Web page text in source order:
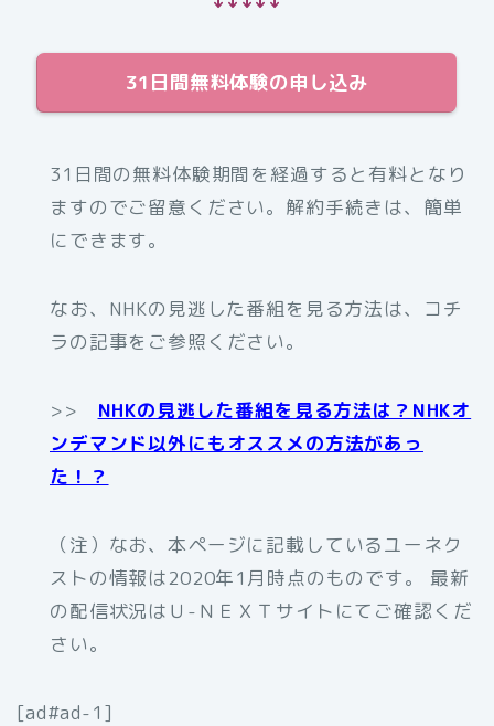
31日間無料体験の申し込み
31日間の無料体験期間を経過すると有料となり
ますのでご留意ください。解約手続きは、簡単
にできます。
なお、NHKの見逃した番組を見る方法は、コチ
ラの記事をご参照ください。
>> NHKの見逃した番組を見る方法は？NHKオ
ンデマンド以外にもオススメの方法があっ
た！？
（注）なお、本ページに記載しているユーネク
ストの情報は2020年1月時点のものです。 最新
の配信状況はＵ-ＮＥＸＴサイトにてご確認くだ
さい。
[ad#ad-1]